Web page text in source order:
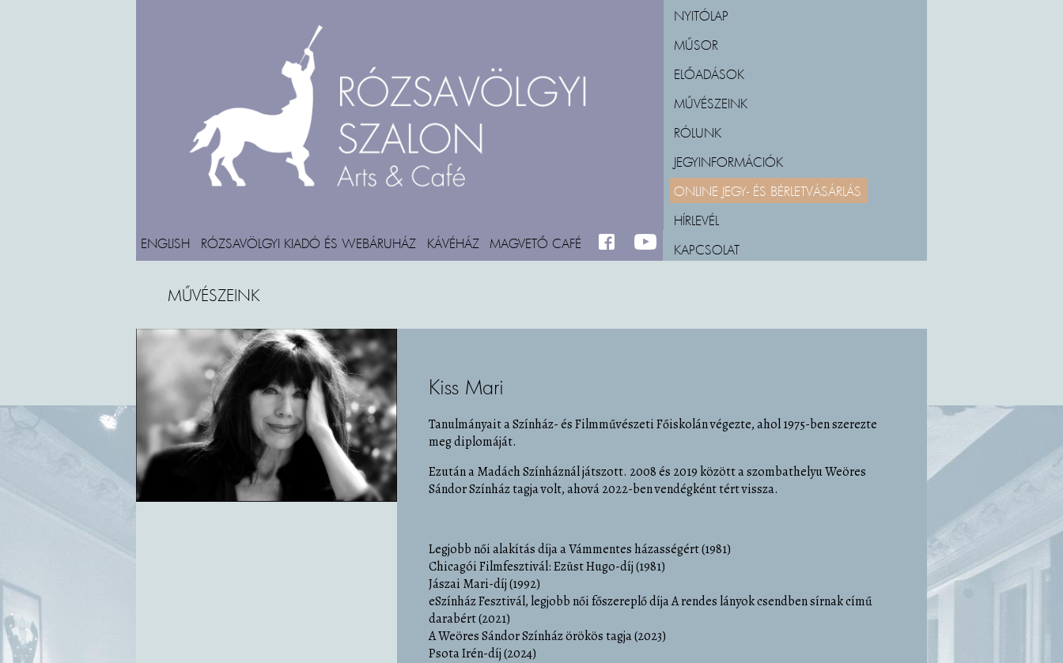
NYITÓLAP
MŰSOR
ELŐADÁSOK
MŰVÉSZEINK
RÓLUNK
JEGYINFORMÁCIÓK
ONLINE JEGY- ÉS BÉRLETVÁSÁRLÁS
HÍRLEVÉL
KAPCSOLAT
ENGLISH RÓZSAVÖLGYI KIADÓ ÉS WEBÁRUHÁZ KÁVÉHÁZ MAGVETŐ CAFÉ FACEBOOKM_YOUTUBE
MŰVÉSZEINK
Kiss Mari
Tanulmányait a Színház- és Filmművészeti Főiskolán végezte, ahol 1975-ben szerezte
meg diplomáját.
Ezután a Madách Színháznál játszott. 2008 és 2019 között a szombathelyu Weöres
Sándor Színház tagja volt, ahová 2022-ben vendégként tért vissza.
Legjobb női alakítás díja a Vámmentes házasségért (1981)
Chicagói Filmfesztivál: Ezüst Hugo-díj (1981)
Jászai Mari-díj (1992)
eSzínház Fesztivál, legjobb női főszereplő díja A rendes lányok csendben sírnak című
darabért (2021)
A Weöres Sándor Színház örökös tagja (2023)
Psota Irén-díj (2024)